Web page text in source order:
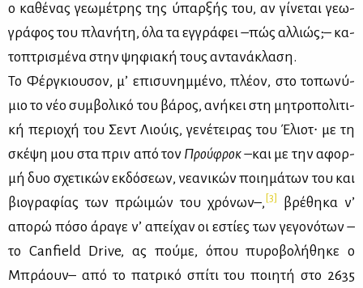
ο κα­θέ­νας γε­ω­μέ­τρης της ύπαρ­ξής του, αν γί­νε­ται γε­ω­
γρά­φος του πλα­νή­τη, όλα τα εγ­γρά­φει –πώς αλ­λιώς;– κα­
το­πτρι­σμέ­να στην ψη­φια­κή τους αντα­νά­κλα­ση.
Το Φέρ­γκιου­σον, μ’ επι­συ­νημ­μέ­νο, πλέ­ον, στο το­πω­νύ­
μιο το νέο συμ­βο­λι­κό του βά­ρος, ανή­κει στη μη­τρο­πο­λι­τι­
κή πε­ριο­χή του Σεντ Λιού­ις, γε­νέ­τει­ρας του Έλιοτ∙ με τη
σκέ­ψη μου στα πριν από τον Πρού­φροκ–και με την αφορ­
μή δυο σχε­τι­κών εκ­δό­σε­ων, νε­α­νι­κών ποι­η­μά­των του και
βιο­γρα­φί­ας των πρώ­ι­μών του χρό­νων–, [3]
βρέ­θη­κα ν’
απο­ρώ πό­σο άρα­γε ν’ απεί­χαν οι εστί­ες των γε­γο­νό­των –
το Canfield Drive, ας πού­με, όπου πυ­ρο­βο­λή­θη­κε ο
Μπρά­ουν– από το πα­τρι­κό σπί­τι του ποι­η­τή στο 2635